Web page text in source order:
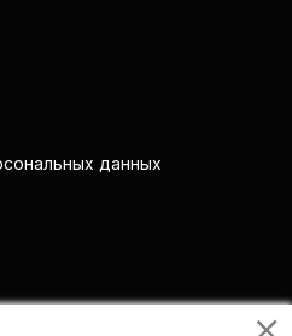
данных